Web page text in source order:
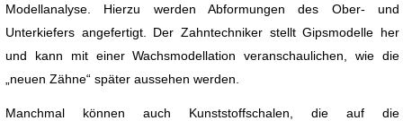
Modellanalyse. Hierzu werden Abformungen des Ober- und
Unterkiefers angefertigt. Der Zahntechniker stellt Gipsmodelle her
und kann mit einer Wachsmodellation veranschaulichen, wie die
„neuen Zähne“ später aussehen werden.
Manchmal können auch Kunststoffschalen, die auf die